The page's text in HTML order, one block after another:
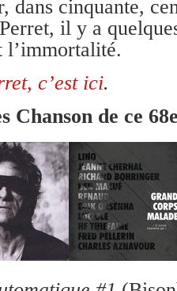
dans cinquante,
il y a
l’immortalité.
c’est ici.
Chanson de ce